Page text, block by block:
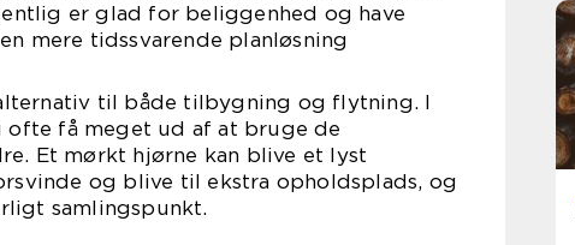
er glad for beliggenhed og have
mere tidssvarende planløsning
til både tilbygning og flytning. I
få meget ud af at bruge de
Et mørkt hjørne kan blive et lyst
og blive til ekstra opholdsplads, og
samlingspunkt.